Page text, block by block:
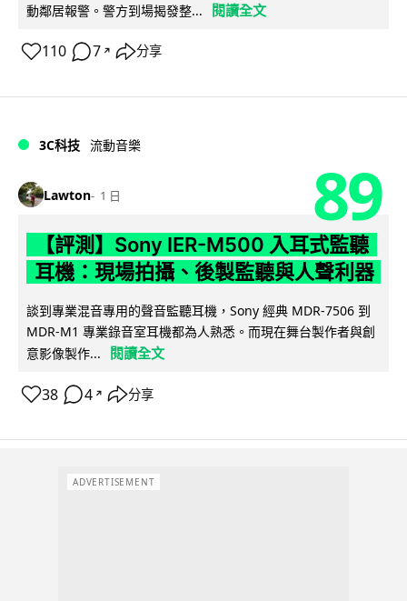
動鄰居報警。警方到場揭發整...
閱讀全文
110 7 ↗ 分享
3C科技 流動音樂
Lawton 1 日 89
【評測】Sony IER-M500 入耳式監聽
耳機：現場拍攝、後製監聽與人聲利器
談到專業混音專用的聲音監聽耳機，Sony 經典 MDR-7506 到
MDR-M1 專業錄音室耳機都為人熟悉。而現在舞台製作者與創
意影像製作...
閱讀全文
38 4 ↗ 分享
ADVERTISEMENT